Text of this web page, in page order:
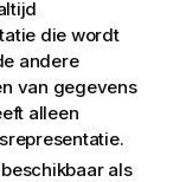
die wordt
andere
van gegevens
alleen
als